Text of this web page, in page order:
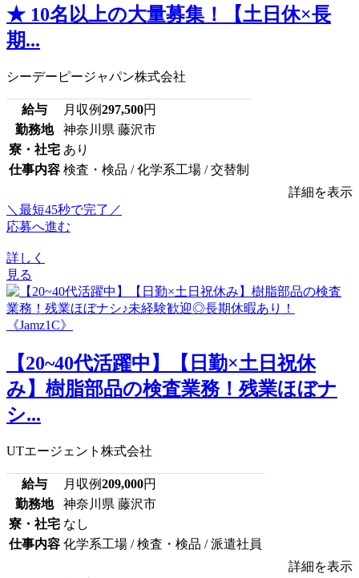
★ 10名以上の大量募集！【土日休×長
期...
シーデーピージャパン株式会社
給与 月収例297,500円
勤務地
神奈川県 藤沢市
寮・社宅 あり
仕事内容 検査・検品 / 化学系工場 / 交替制
詳細を表示
＼最短45秒で完了／
応募へ進む
詳しく
見る
【20~40代活躍中】【日勤×土日祝休
み】樹脂部品の検査業務！残業ほぼナ
シ...
UTエージェント株式会社
給与 月収例209,000円
勤務地
神奈川県 藤沢市
寮・社宅 なし
仕事内容 化学系工場 / 検査・検品 / 派遣社員
詳細を表示